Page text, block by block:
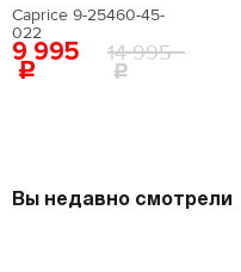
Caprice 9-25460-45-
022
9 995 14 995
Вы недавно смотрели